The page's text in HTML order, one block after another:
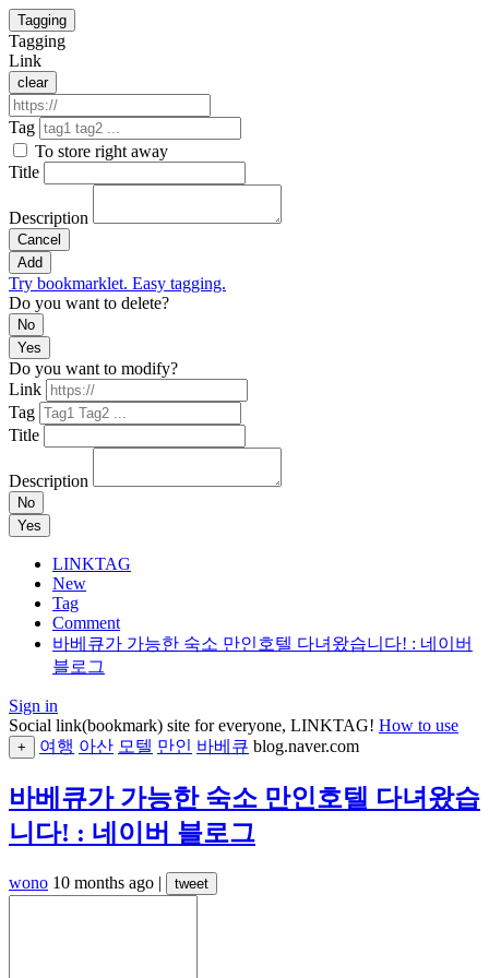
Tagging
Tagging
Link
clear
Tag
To store right away
Title
Description
Cancel
Add
Try bookmarklet. Easy tagging.
Do you want to delete?
No
Yes
Do you want to modify?
Link
Tag
Title
Description
No
Yes
LINKTAG
New
Tag
Comment
바베큐가 가능한 숙소 만인호텔 다녀왔습니다! : 네이버
블로그
Sign in
Social link(bookmark) site for everyone, LINKTAG! How to use
+ 여행 아산 모텔 만인 바베큐 blog.naver.com
바베큐가 가능한 숙소 만인호텔 다녀왔습
니다! : 네이버 블로그
wono 10 months ago | tweet